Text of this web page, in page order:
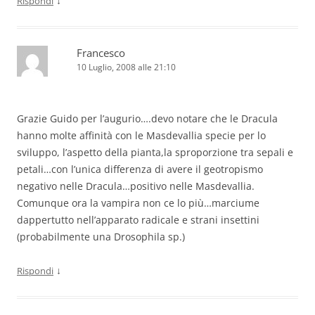
Francesco
10 Luglio, 2008 alle 21:10
Grazie Guido per l’augurio….devo notare che le Dracula
hanno molte affinità con le Masdevallia specie per lo
sviluppo, l’aspetto della pianta,la sproporzione tra sepali e
petali…con l’unica differenza di avere il geotropismo
negativo nelle Dracula…positivo nelle Masdevallia.
Comunque ora la vampira non ce lo più…marciume
dappertutto nell’apparato radicale e strani insettini
(probabilmente una Drosophila sp.)
Rispondi ↓